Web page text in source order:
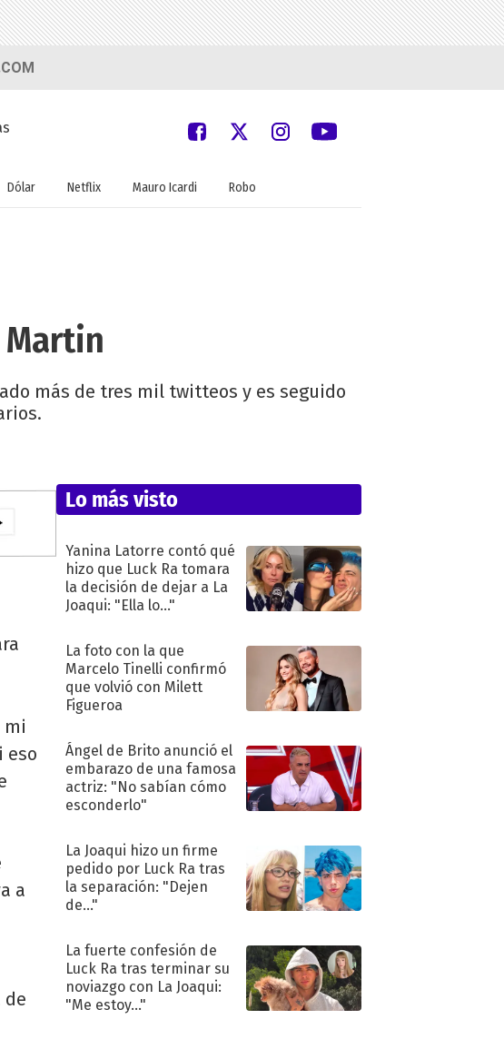
Dólar Netflix Mauro Icardi Robo
Martin
más de tres mil twitteos y es seguido
mi
eso
a
de
Lo más visto
Yanina Latorre contó qué
hizo que Luck Ra tomara
la decisión de dejar a La
Joaqui: "Ella lo..."
La foto con la que
Marcelo Tinelli confirmó
que volvió con Milett
Figueroa
Ángel de Brito anunció el
embarazo de una famosa
actriz: "No sabían cómo
esconderlo"
La Joaqui hizo un firme
pedido por Luck Ra tras
la separación: "Dejen
de..."
La fuerte confesión de
Luck Ra tras terminar su
noviazgo con La Joaqui:
"Me estoy..."